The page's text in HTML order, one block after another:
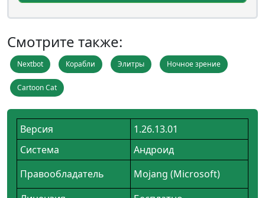
Смотрите также:
Nextbot Корабли Элитры Ночное зрение
Cartoon Cat
Версия
1.26.13.01
Система
Андроид
Правообладатель
Mojang (Microsoft)